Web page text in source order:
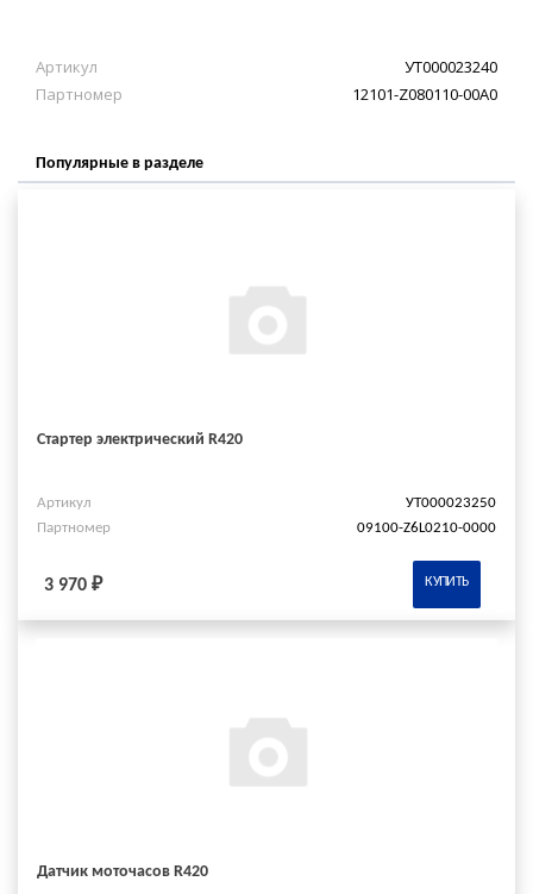
Артикул
УТ000023240
Партномер
12101-Z080110-00A0
Популярные в разделе
Стартер электрический R420
Артикул
УТ000023250
Партномер
09100-Z6L0210-0000
3 970 ₽ КУПИТЬ
Датчик моточасов R420